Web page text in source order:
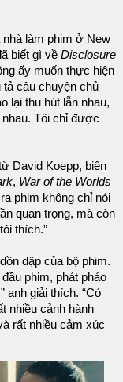
nhà làm phim ở New
biết gì về Disclosure
ấy muốn thực hiện
tả câu chuyện chủ
lại thu hút lẫn nhau,
Tôi chỉ được
David Koepp, biên
, War of the Worlds
phim không chỉ nói
quan trọng, mà còn
thích.”
dập của bộ phim.
phim, phát pháo
anh giải thích. “Có
nhiều cảnh hành
rất nhiều cảm xúc